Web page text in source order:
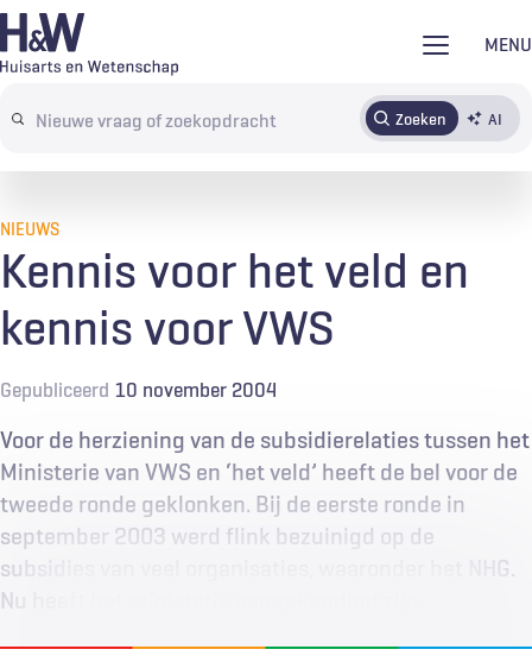
Overslaan
en
de
MENU
Search
terms
Zoeken AI
AbonnerenTijdschrift Inloggen
NIEUWS
Kennis voor het veld en
kennis voor VWS
Gepubliceerd 10 november 2004
Voor de herziening van de subsidierelaties tussen het
Ministerie van VWS en ‘het veld’ heeft de bel voor de
tweede ronde geklonken. Bij de eerste ronde in
september 2003 werd flink bezuinigd op de
subsidies van veel organisaties, waaronder het NHG.
Nu heeft het ministerie aangekondigd zijn…